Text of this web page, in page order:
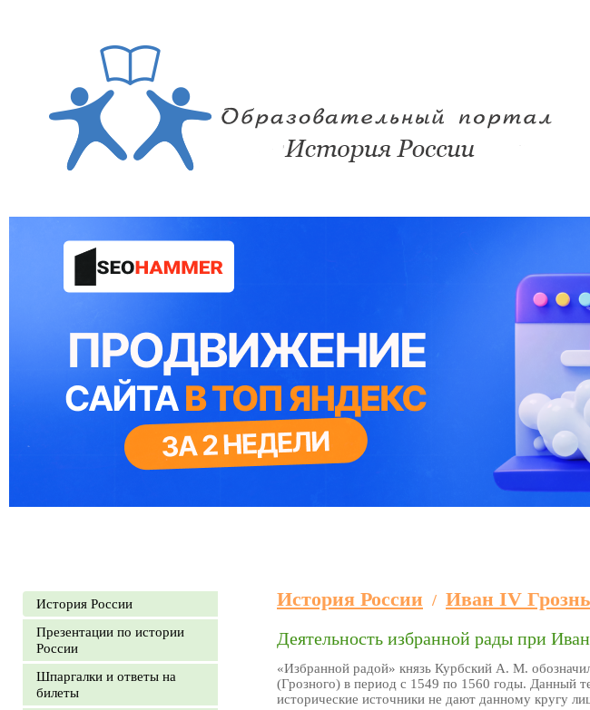
История России
Презентации по истории
России
Шпаргалки и ответы на
билеты
История России / Иван IV
Деятельность избранной рады при
«Избранной радой» князь Курбский А. М.
(Грозного) в период с 1549 по 1560 годы. Данный
исторические источники не дают данному кругу